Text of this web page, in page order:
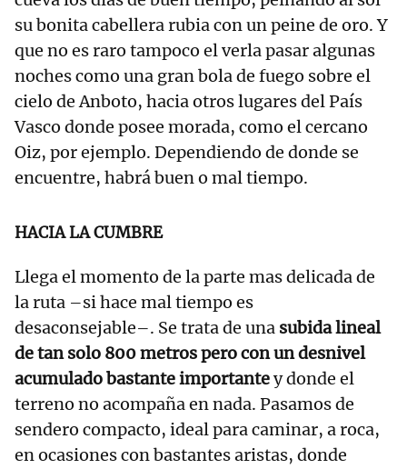
su bonita cabellera rubia con un peine de oro. Y
que no es raro tampoco el verla pasar algunas
noches como una gran bola de fuego sobre el
cielo de Anboto, hacia otros lugares del País
Vasco donde posee morada, como el cercano
Oiz, por ejemplo. Dependiendo de donde se
encuentre, habrá buen o mal tiempo.
HACIA LA CUMBRE
Llega el momento de la parte mas delicada de
la ruta –si hace mal tiempo es
desaconsejable–. Se trata de una subida lineal
de tan solo 800 metros pero con un desnivel
acumulado bastante importantey donde el
terreno no acompaña en nada. Pasamos de
sendero compacto, ideal para caminar, a roca,
en ocasiones con bastantes aristas, donde